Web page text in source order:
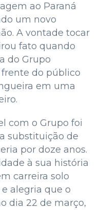
ao Paraná
um novo
A vontade tocar
fato quando
do Grupo
do público
em uma
com o Grupo foi
substituição de
por doze anos.
à sua história
carreira solo
alegria que o
dia 22 de março,